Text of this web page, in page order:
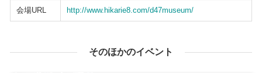
会場URL http://www.hikarie8.com/d47museum/
そのほかのイベント